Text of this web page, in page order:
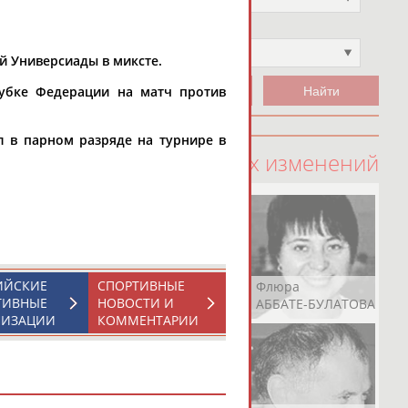
100 последних изменений
Ростом
АБАШИДЗЕ
Флюра
АББАТЕ-БУЛАТОВА
Универсиады в миксте.
Федерации на матч против
в парном разряде на турнире в
СПОРТИВНЫЕ
НОВОСТИ И
КОММЕНТАРИИ